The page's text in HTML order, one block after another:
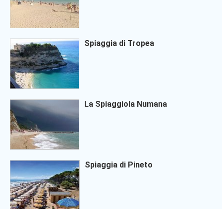
Spiaggia di Tropea
La Spiaggiola Numana
Spiaggia di Pineto